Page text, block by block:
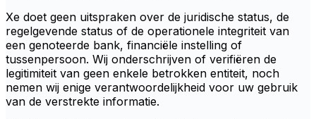
Xe doet geen uitspraken over de juridische status, de
regelgevende status of de operationele integriteit van
een genoteerde bank, financiële instelling of
tussenpersoon. Wij onderschrijven of verifiëren de
legitimiteit van geen enkele betrokken entiteit, noch
nemen wij enige verantwoordelijkheid voor uw gebruik
van de verstrekte informatie.